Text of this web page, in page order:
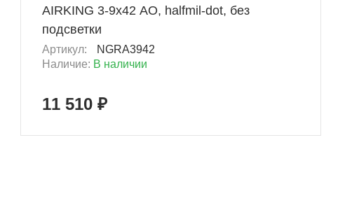
AIRKING 3-9x42 AO, halfmil-dot, без
подсветки
Артикул:
NGRA3942
Наличие: В наличии
11 510 ₽